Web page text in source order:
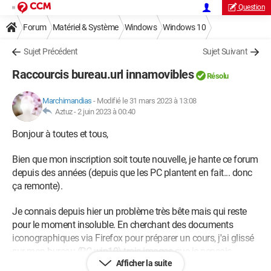
Question
Forum Matériel & Système Windows Windows 10
Sujet Précédent Sujet Suivant
Raccourcis bureau.url innamovibles Résolu
Marchimandias - Modifié le 31 mars 2023 à 13:08
Aztuz -2 juin 2023 à 00:40
Bonjour à toutes et tous,
Bien que mon inscription soit toute nouvelle, je hante ce forum
depuis des années (depuis que les PC plantent en fait... donc
ça remonte).
Je connais depuis hier un problème très bête mais qui reste
pour le moment insoluble. En cherchant des documents
iconographiques via Firefox pour préparer un cours, j'ai glissé
sur mon bureau (PC win10) trois images que je pensais
trouver en .png ou en .jpeg. J'ai ensuite réalisé que cela
Afficher la suite